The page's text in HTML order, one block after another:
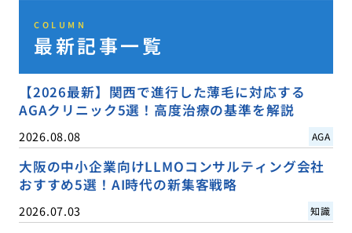
COLUMN
最新記事一覧
【2026最新】関西で進行した薄毛に対応する
AGAクリニック5選！高度治療の基準を解説
2026.08.08 AGA
大阪の中小企業向けLLMOコンサルティング会社
おすすめ5選！AI時代の新集客戦略
2026.07.03 知識